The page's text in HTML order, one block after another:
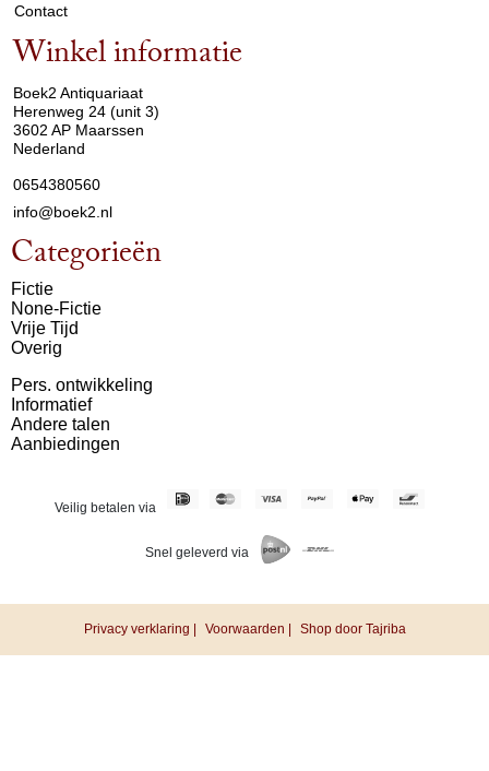
Contact
Winkel informatie
Boek2 Antiquariaat
Herenweg 24 (unit 3)
3602 AP Maarssen
Nederland
0654380560
info@boek2.nl
Categorieën
Fictie
None-Fictie
Vrije Tijd
Overig
Pers. ontwikkeling
Informatief
Andere talen
Aanbiedingen
Veilig betalen via
Snel geleverd via
Privacy verklaring | Voorwaarden | Shop door Tajriba